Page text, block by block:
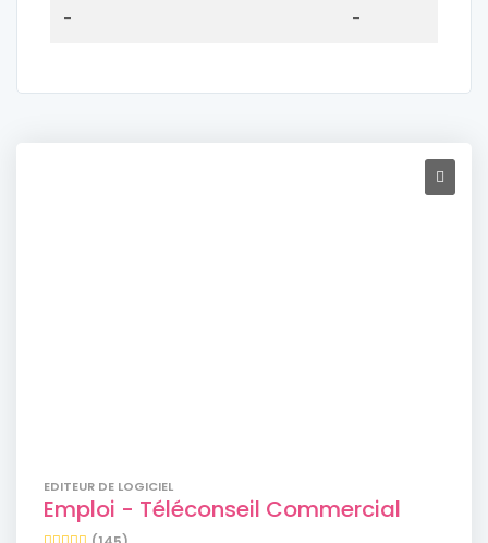
- -
EDITEUR DE LOGICIEL
Emploi - Téléconseil Commercial